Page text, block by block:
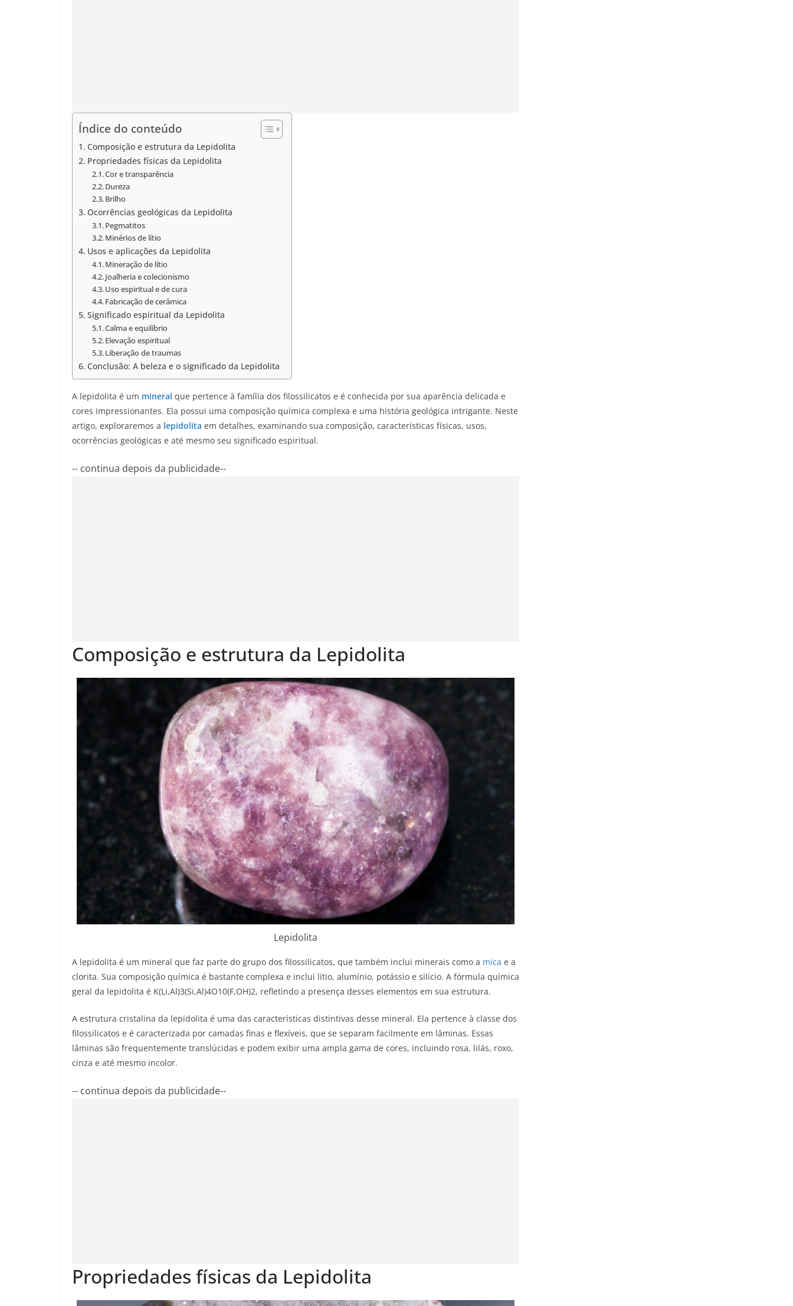
Índice do conteúdo
Composição e estrutura da Lepidolita
Propriedades físicas da Lepidolita
Cor e transparência
Dureza
Brilho
Ocorrências geológicas da Lepidolita
Pegmatitos
Minérios de lítio
Usos e aplicações da Lepidolita
Mineração de lítio
Joalheria e colecionismo
Uso espiritual e de cura
Fabricação de cerâmica
Significado espiritual da Lepidolita
Calma e equilíbrio
Elevação espiritual
Liberação de traumas
Conclusão: A beleza e o significado da Lepidolita
A lepidolita é um mineral que pertence à família dos filossilicatos e é conhecida por sua aparência delicada e
cores impressionantes. Ela possui uma composição química complexa e uma história geológica intrigante. Neste
artigo, exploraremos a lepidolita em detalhes, examinando sua composição, características físicas, usos,
ocorrências geológicas e até mesmo seu significado espiritual.
-- continua depois da publicidade--
Composição e estrutura da Lepidolita
Lepidolita
A lepidolita é um mineral que faz parte do grupo dos filossilicatos, que também inclui minerais como a mica e a
clorita. Sua composição química é bastante complexa e inclui lítio, alumínio, potássio e silício. A fórmula química
geral da lepidolita é K(Li,Al)3(Si,Al)4O10(F,OH)2, refletindo a presença desses elementos em sua estrutura.
A estrutura cristalina da lepidolita é uma das características distintivas desse mineral. Ela pertence à classe dos
filossilicatos e é caracterizada por camadas finas e flexíveis, que se separam facilmente em lâminas. Essas
lâminas são frequentemente translúcidas e podem exibir uma ampla gama de cores, incluindo rosa, lilás, roxo,
cinza e até mesmo incolor.
-- continua depois da publicidade--
Propriedades físicas da Lepidolita